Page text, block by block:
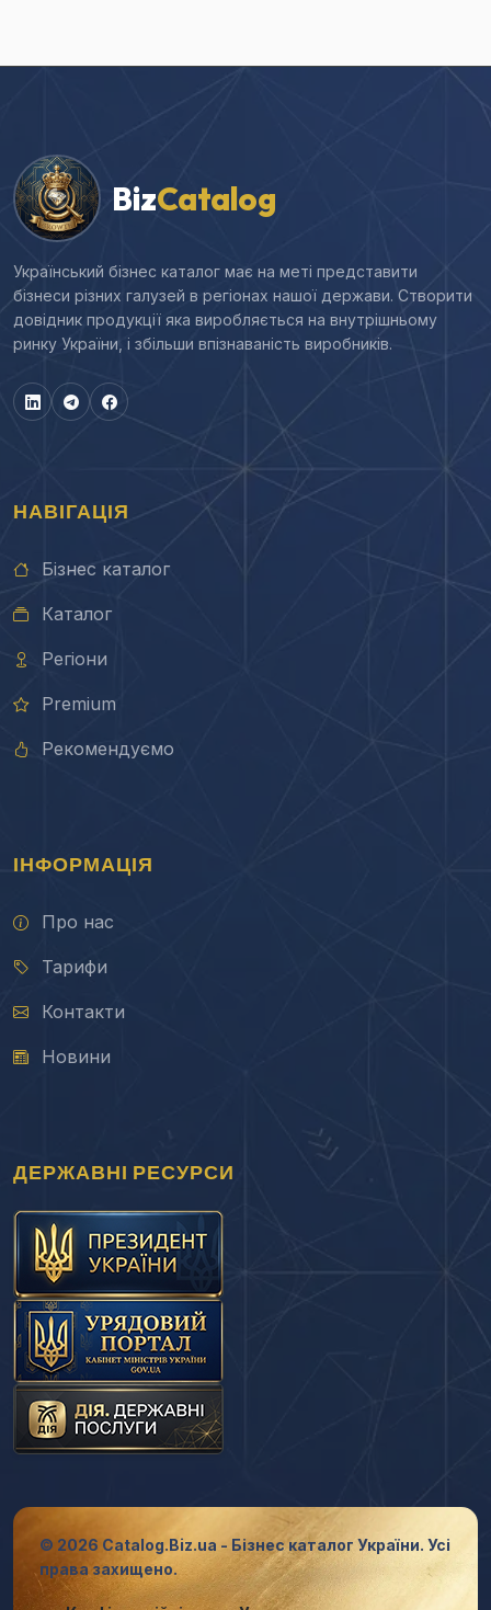
BizCatalog
Український бізнес каталог має на меті представити
бізнеси різних галузей в регіонах нашої держави. Створити
довідник продукції яка виробляється на внутрішньому
ринку України, і збільши впізнаваність виробників.
НАВІГАЦІЯ
Бізнес каталог
Каталог
Регіони
Premium
Рекомендуємо
ІНФОРМАЦІЯ
Про нас
Тарифи
Контакти
Новини
ДЕРЖАВНІ РЕСУРСИ
© 2026 Catalog.Biz.ua - Бізнес каталог України. Усі
права захищено.